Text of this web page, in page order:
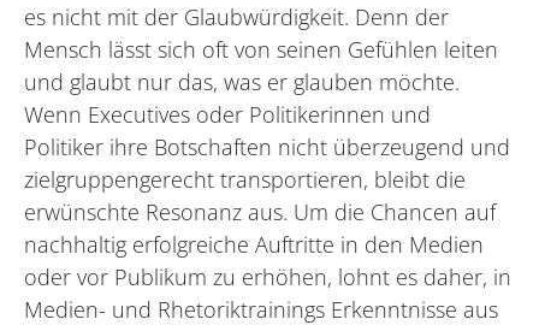
es nicht mit der Glaubwürdigkeit. Denn der
Mensch lässt sich oft von seinen Gefühlen leiten
und glaubt nur das, was er glauben möchte.
Wenn Executives oder Politikerinnen und
Politiker ihre Botschaften nicht überzeugend und
zielgruppengerecht transportieren, bleibt die
erwünschte Resonanz aus. Um die Chancen auf
nachhaltig erfolgreiche Auftritte in den Medien
oder vor Publikum zu erhöhen, lohnt es daher, in
Medien- und Rhetoriktrainings Erkenntnisse aus